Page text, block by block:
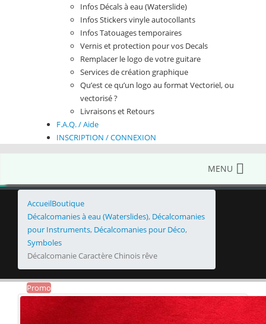
Infos Décals à eau (Waterslide)
Infos Stickers vinyle autocollants
Infos Tatouages temporaires
Vernis et protection pour vos Decals
Remplacer le logo de votre guitare
Services de création graphique
Qu’est ce qu’un logo au format Vectoriel, ou
vectorisé ?
Livraisons et Retours
F.A.Q. / Aide
INSCRIPTION / CONNEXION
MENU
AccueilBoutique
Décalcomanies à eau (Waterslides), Décalcomanies
pour Instruments, Décalcomanies pour Déco,
Symboles
Décalcomanie Caractère Chinois rêve
Promo